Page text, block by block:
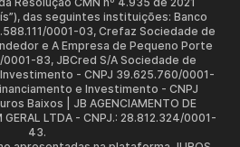
das seguintes instituições: Banco
0001-03, Crefaz Sociedade de
e A Empresa de Pequeno Porte
0001-83, JBCred S/A Sociedade de
- CNPJ 39.625.760/0001-
e Investimento - CNPJ
Baixos | JB AGENCIAMENTO DE
GERAL LTDA - CNPJ.: 28.812.324/0001-
43.